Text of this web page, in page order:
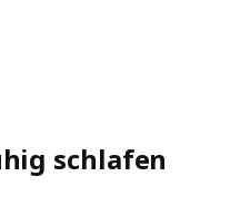
schlafen